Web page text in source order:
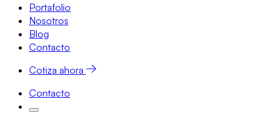
Portafolio
Nosotros
Blog
Contacto
Cotiza ahora
Contacto